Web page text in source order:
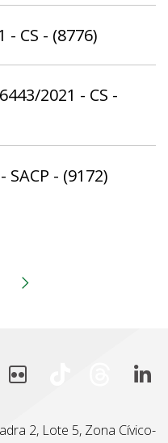
- CS - (8776)
2021 - CS -
SACP - (9172)
anterior
2, Lote 5, Zona Cívico-